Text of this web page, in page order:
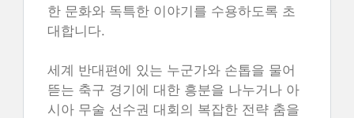
한 문화와 독특한 이야기를 수용하도록 초
대합니다.
세계 반대편에 있는 누군가와 손톱을 물어
뜯는 축구 경기에 대한 흥분을 나누거나 아
시아 무술 선수권 대회의 복잡한 전략 춤을